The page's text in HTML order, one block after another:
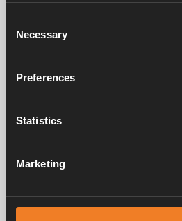
Selection
Necessary
Preferences
Statistics
Marketing
Alde har skapat hemkänsla sedan 1966 i form
värmesystem för husbilar och husvagnar.